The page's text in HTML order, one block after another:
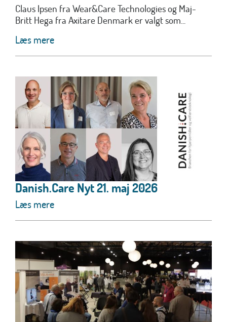
Claus Ipsen fra Wear&Care Technologies og Maj-
Britt Hega fra Axitare Denmark er valgt som...
Læs mere
Danish.Care Nyt 21. maj 2026
Læs mere